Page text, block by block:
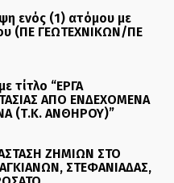
ενός (1) ατόμου με
(ΠΕ ΓΕΩΤΕΧΝΙΚΩΝ/ΠΕ
τίτλο “ΕΡΓΑ
ΑΠΟ ΕΝΔΕΧΟΜΕΝΑ
(Τ.Κ. ΑΝΘΗΡΟΥ)”
ΖΗΜΙΩΝ ΣΤΟ
ΣΤΕΦΑΝΙΑΔΑΣ,